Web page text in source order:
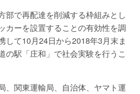
部で再配達を削減する枠組みとし
カーを設置することの有効性を調
して10月24日から2018年3月末ま
の駅「庄和」で社会実験を行うこ
、関東運輸局、自治体、ヤマト運